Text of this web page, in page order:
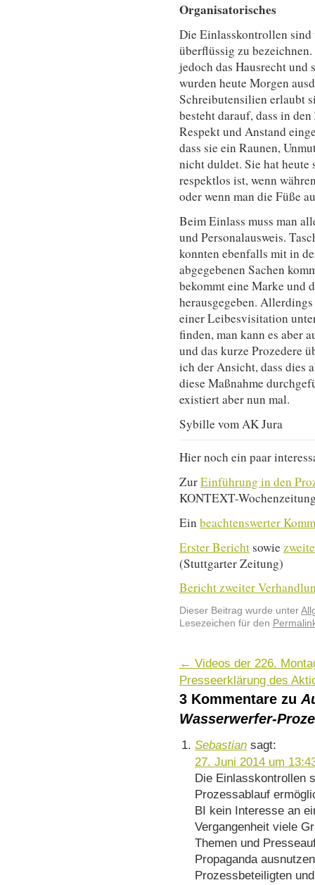
Organisatorisches
Die Einlasskontrollen
überflüssig zu
jedoch das Hausrecht und
wurden heute Morgen
Schreibutensilien erlaubt
besteht darauf, dass in
Respekt und Anstand
dass sie ein Raunen,
nicht duldet. Sie hat heute
respektlos ist, wenn
oder wenn man die Füße
Beim Einlass muss man
und Personalausweis.
konnten ebenfalls mit in
abgegebenen Sachen
bekommt eine Marke und
herausgegeben.
einer Leibesvisitation
finden, man kann es aber
und das kurze Prozedere
ich der Ansicht, dass dies
diese Maßnahme
existiert aber nun mal.
Sybille vom AK Jura
Hier noch ein paar
ZurEinführung in den
KONTEXT-
Ein beachtenswerter
Erster Bericht sowie
(Stuttgarter Zeitung)
Bericht zweiter
Dieser Beitrag wurde unter
Lesezeichen für den
← Videos der 226.
Presseerklärung des
3 Kommentare zu
Wasserwerfer-
Sebastian sagt:
27. Juni 2014 um
Die Einlasskontrollen
Prozessablauf
BI kein Interesse an
Vergangenheit viele
Themen und
Propaganda
Prozessbeteiligten